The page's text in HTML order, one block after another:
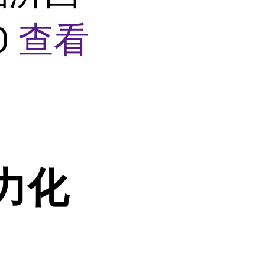
查看
化